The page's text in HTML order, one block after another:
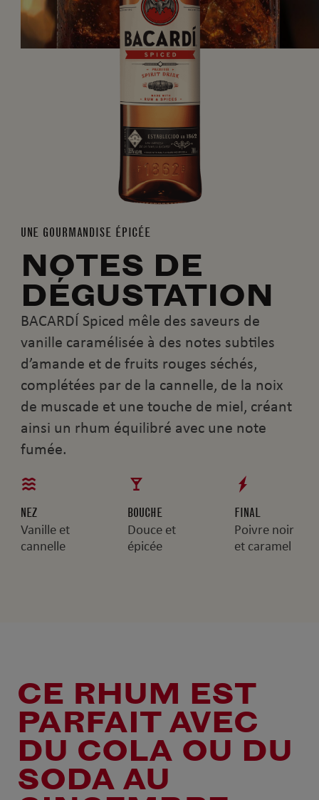
UNE GOURMANDISE ÉPICÉE
NOTES DE
DÉGUSTATION
BACARDÍ Spiced mêle des saveurs de
vanille caramélisée à des notes subtiles
d’amande et de fruits rouges séchés,
complétées par de la cannelle, de la noix
de muscade et une touche de miel, créant
ainsi un rhum équilibré avec une note
fumée.
NEZ
Vanille et
cannelle
BOUCHE
Douce et
épicée
FINAL
Poivre noir
et caramel
CE RHUM EST
PARFAIT AVEC
DU COLA OU DU
SODA AU